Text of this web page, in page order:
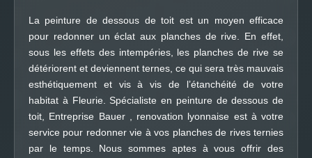
La peinture de dessous de toit est un moyen efficace
pour redonner un éclat aux planches de rive. En effet,
sous les effets des intempéries, les planches de rive se
détériorent et deviennent ternes, ce qui sera très mauvais
esthétiquement et vis à vis de l’étanchéité de votre
habitat à Fleurie. Spécialiste en peinture de dessous de
toit, Entreprise Bauer , renovation lyonnaise est à votre
service pour redonner vie à vos planches de rives ternies
par le temps. Nous sommes aptes à vous offrir des